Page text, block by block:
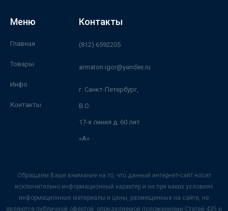
Меню
Главная
Товары
Инфо
Контакты
Контакты
(812) 6592205
armaton.igor@yandex.ru
г. Санкт-Петербург,
В.О.
17-я линия д. 60 лит.
«А»
Обращаем Ваше внимание на то, что данный интернет-сайт носит
исключительно информационный характер и ни при каких условиях
информационные материалы и цены, размещенные на сайте, не
являются публичной офертой, определяемой положениями Статей 435 и